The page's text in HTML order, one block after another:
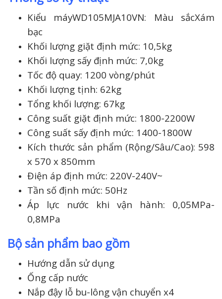
Kiểu máyWD105MJA10VN: Màu sắcXám
bạc
Khối lượng giặt định mức: 10,5kg
Khối lượng sấy định mức: 7,0kg
Tốc độ quay: 1200 vòng/phút
Khối lượng tịnh: 62kg
Tổng khối lượng: 67kg
Công suất giặt định mức: 1800-2200W
Công suất sấy định mức: 1400-1800W
Kích thước sản phẩm (Rộng/Sâu/Cao): 598
x 570 x 850mm
Điện áp định mức: 220V-240V~
Tần số định mức: 50Hz
Áp lực nước khi vận hành: 0,05MPa-
0,8MPa
Bộ sản phẩm bao gồm
Hướng dẫn sử dụng
Ống cấp nước
Nắp đậy lỗ bu-lông vận chuyển x4